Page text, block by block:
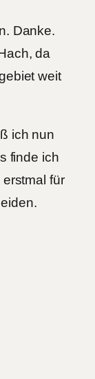
Danke.
da
weit
ich nun
finde ich
für